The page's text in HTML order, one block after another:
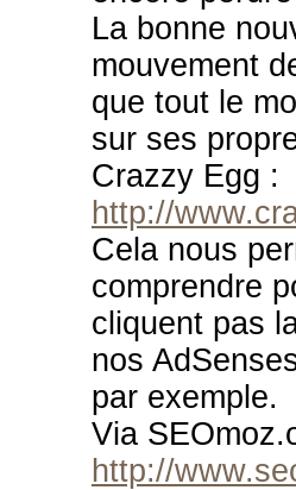
La bonne
mouvement
que tout le
sur ses
Crazzy Egg :
http://
Cela nous
comprendre
cliquent pas
nos
par exemple.
Via
http://